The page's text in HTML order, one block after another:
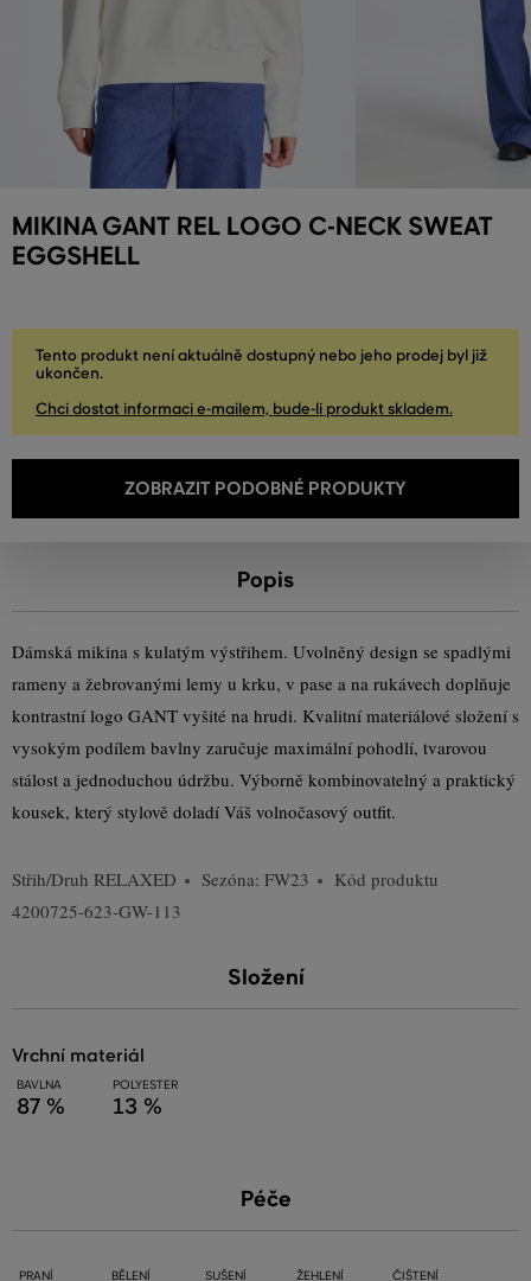
MIKINA GANT REL LOGO C-NECK SWEAT
EGGSHELL
Tento produkt není aktuálně dostupný nebo jeho prodej byl již
ukončen.
Chci dostat informaci e-mailem, bude-li produkt skladem.
ZOBRAZIT PODOBNÉ PRODUKTY
Popis
Dámská mikina s kulatým výstřihem. Uvolněný design se spadlými
rameny a žebrovanými lemy u krku, v pase a na rukávech doplňuje
kontrastní logo GANT vyšité na hrudi. Kvalitní materiálové složení s
vysokým podílem bavlny zaručuje maximální pohodlí, tvarovou
stálost a jednoduchou údržbu. Výborně kombinovatelný a praktický
kousek, který stylově doladí Váš volnočasový outfit.
Střih/Druh RELAXED Sezóna: FW23
Kód produktu
4200725-623-GW-113
Složení
vrchní materiál
BAVLNA
87 %
POLYESTER
13 %
Péče
PRANÍ BĚLENÍ SUŠENÍ ŽEHLENÍ ČIŠTENÍ